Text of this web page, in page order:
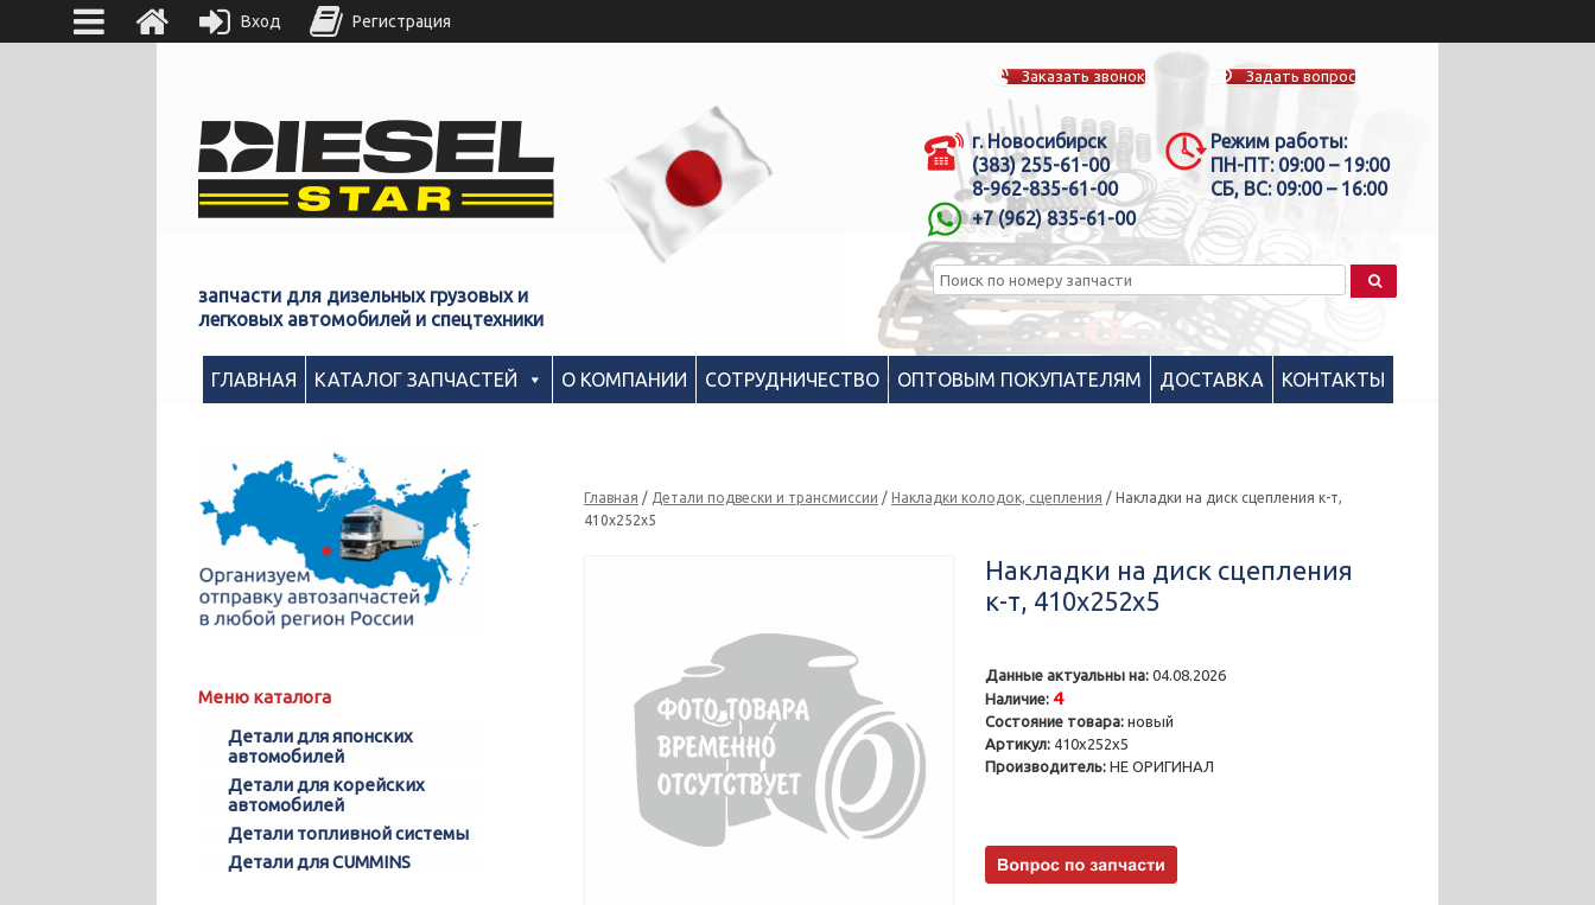
запчасти для дизельных грузовых и
легковых автомобилей и спецтехники
Заказать звонок Задать вопрос
г. Новосибирск
(383) 255-61-00
8-962-835-61-00
+7 (962) 835-61-00
Режим работы:
ПН-ПТ: 09:00 – 19:00
СБ, ВС: 09:00 – 16:00
ГЛАВНАЯ КАТАЛОГ ЗАПЧАСТЕЙ О КОМПАНИИ СОТРУДНИЧЕСТВО ОПТОВЫМ ПОКУПАТЕЛЯМ ДОСТАВКА КОНТАКТЫ
Главная / Детали подвески и трансмиссии /Накладки колодок, сцепления / Накладки на диск сцепления к-т,
410x252x5
Накладки на диск сцепления
к-т, 410x252x5
Данные актуальны на: 04.08.2026
Наличие: 4
Состояние товара: новый
Артикул: 410x252x5
Производитель: НЕ ОРИГИНАЛ
Меню каталога
Детали для японских
автомобилей
Детали для корейских
автомобилей
Детали топливной системы
Детали для CUMMINS
Вход Регистрация